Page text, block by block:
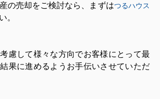
の売却をご検討なら、まずはつるハウス
。
慮して様々な方向でお客様にとって最
果に進めるようお手伝いさせていただ